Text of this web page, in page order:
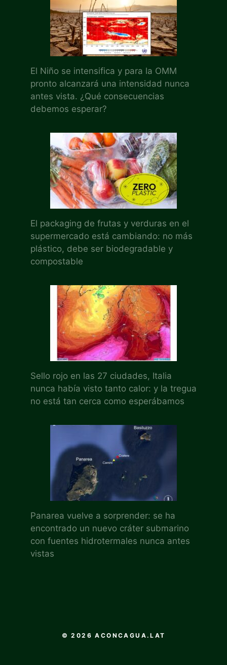
El Niño se intensifica y para la OMM
pronto alcanzará una intensidad nunca
antes vista. ¿Qué consecuencias
debemos esperar?
El packaging de frutas y verduras en el
supermercado está cambiando: no más
plástico, debe ser biodegradable y
compostable
Sello rojo en las 27 ciudades, Italia
nunca había visto tanto calor: y la tregua
no está tan cerca como esperábamos
Panarea vuelve a sorprender: se ha
encontrado un nuevo cráter submarino
con fuentes hidrotermales nunca antes
vistas
© 2026 ACONCAGUA.LAT